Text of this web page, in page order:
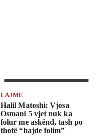
LAJME
Halil Matoshi: Vjosa
Osmani 5 vjet nuk ka
folur me askënd, tash po
thotë “hajde folim”